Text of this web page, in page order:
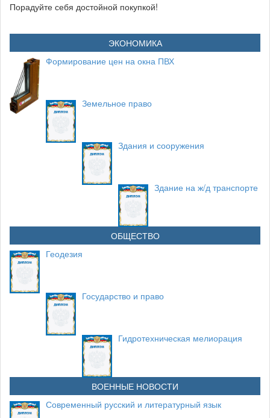
Порадуйте себя достойной покупкой!
ЭКОНОМИКА
Формирование цен на окна ПВХ
Земельное право
Здания и сооружения
Здание на ж/д транспорте
ОБЩЕСТВО
Геодезия
Государство и право
Гидротехническая мелиорация
ВОЕННЫЕ НОВОСТИ
Современный русский и литературный язык